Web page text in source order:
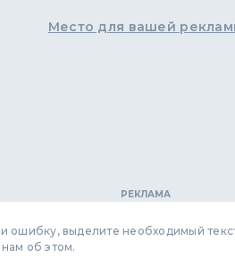
Место для вашей
ошибку, выделите необходимый
об этом.